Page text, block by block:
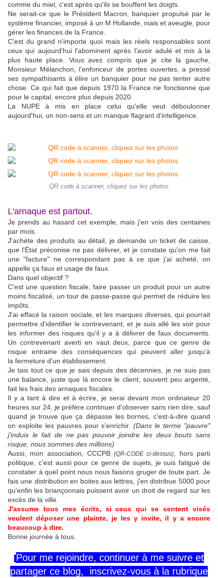
comme du miel, c'est après qu'ils se bouffent les doigts.
Ne serait-ce que le Président Macron, banquier propulsé par le
système financier, imposé à un M Hollande, niais et aveugle, pour
gérer les finances de la France.
C'est du grand n'importe quoi mais les réels responsables sont
ceux qui aujourd'hui l'abominent après l'avoir adulé et mis à la
plus haute place. Vous avez compris que je cite la gauche,
Monsieur Mélanchon, l'enfonceur de portes ouvertes, a pressé
ses sympathisants à élire un banquier pour ne pas tenter autre
chose. Ce qui fait que depuis 1970 la France ne fonctionne que
pour le capital, encore plus depuis 2020.
La NUPE à mis en place celui qu'elle veut déboulonner
aujourd'hui, un non-sens et un manque flagrant d'intelligence.
QR code à scanner, cliquez sur les photos
L'arnaque est partout.
Je prends au hasard cet exemple, mais j'en vois des centaines
par mois.
J'achète des produits au détail, je demande un ticket de caisse,
que l'État préconise ne pas délivrer, et je constate qu'on me fait
une "facture" ne correspondant pas à ce que j'ai acheté, on
appelle ça faux et usage de faux.
Dans quel objectif ?
C'est une question fiscale, faire passer un produit pour un autre
moins fiscalisé, un tour de passe-passe qui permet de réduire les
impôts.
J'ai effacé la raison sociale, et les marques diverses, qui pourrait
permettre d'identifier le contrevenant, et je suis allé les voir pour
les informer des risques qu'il y a à délivrer de faux documents.
Un contrevenant averti en vaut deux, parce que ce genre de
risque entraine des conséquences qui peuvent aller jusqu'à
la fermeture d'un établissement.
Je tais tout ce que je sais depuis des décennies, je ne suis pas
une balance, juste que là encore le client, souvent peu argenté,
fait les frais des arnaques fiscales.
Il y a tant à dire et à écrire, je serai devant mon ordinateur 20
heures sur 24, je préfère continuer d'observer sans rien dire, sauf
quand je trouve que ça dépasse les bornes, c'est-à-dire quand
on exploite les pauvres pour s'enrichir.(Dans le terme "pauvre"
j'induis le fait de ne pas pouvoir joindre les deux bouts sans
risque, nous sommes des millions)
Aussi, mon association, CCCPB(QR-CODE ci-dessus)
, hors parti
politique, c'est aussi pour ce genre de sujets, je suis fatigué de
constater à quel point nous nous faisons gruger de toute part. Je
fais une distribution en boites aux lettres, j'en distribue 5000 pour
qu'enfin les briançonnais puissent avoir un droit de regard sur les
excès de la ville.
J'assume tous mes écrits, si ceux qui se sentent visés
veulent déposer une plainte, je les y invite, il y a encore
beaucoup à dire.
Bonne journée à tous.
Pour me rejoindre, continuer à me suivre et
partager ce blog, inscrivez-vous à la rubrique